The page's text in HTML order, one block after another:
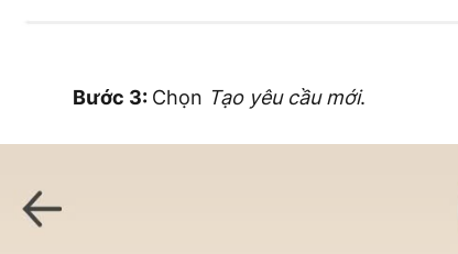
Bước 3: Chọn Tạo yêu cầu mới.